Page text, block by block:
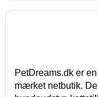
PetDreams.dk er
mærket netbutik.